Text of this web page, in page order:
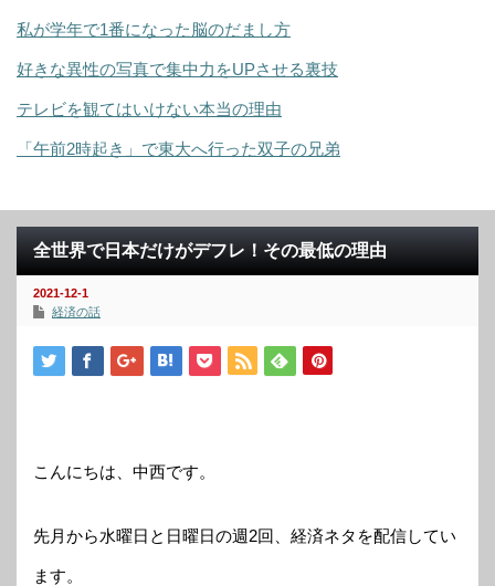
私が学年で1番になった脳のだまし方
好きな異性の写真で集中力をUPさせる裏技
テレビを観てはいけない本当の理由
「午前2時起き」で東大へ行った双子の兄弟
全世界で日本だけがデフレ！その最低の理由
2021-12-1
経済の話
こんにちは、中西です。
先月から水曜日と日曜日の週2回、経済ネタを配信してい
ます。